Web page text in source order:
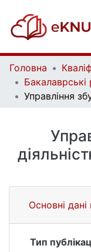
Головна
Основні дані
Тип